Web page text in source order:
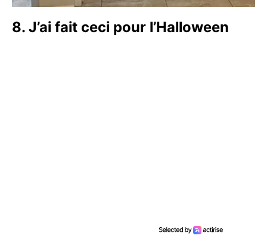
8. J’ai fait ceci pour l’Halloween